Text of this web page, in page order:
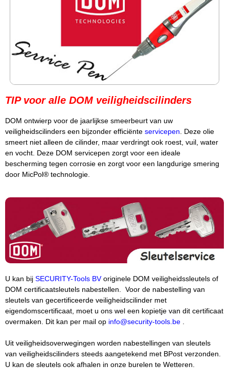
TIP voor alle DOM veiligheidscilinders
DOM ontwierp voor de jaarlijkse smeerbeurt van uw
veiligheidscilinders een bijzonder efficiënte servicepen . Deze olie
smeert niet alleen de cilinder, maar verdringt ook roest, vuil, water
en vocht. Deze DOM servicepen zorgt voor een ideale
bescherming tegen corrosie en zorgt voor een langdurige smering
door MicPol® technologie.
U kan bij SECURITY-Tools BVoriginele DOM veiligheidssleutels of
DOM certificaatsleutels nabestellen. Voor de nabestelling van
sleutels van gecertificeerde veiligheidscilinder met
eigendomscertificaat, moet u ons wel een kopietje van dit certificaat
overmaken. Dit kan per mail op info@security-tools.be .
Uit veiligheidsoverwegingen worden nabestellingen van sleutels
van veiligheidscilinders steeds aangetekend met BPost verzonden.
U kan de sleutels ook afhalen in onze burelen te Wetteren.